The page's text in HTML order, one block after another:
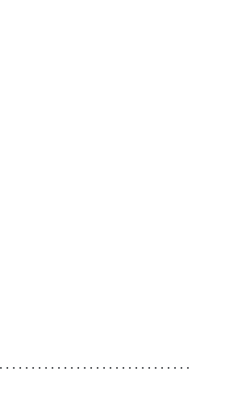
. . . . . . . . . . . . . . . . . . . . . . . . . . . .